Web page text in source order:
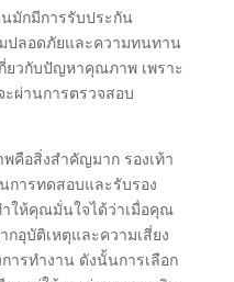
านมักมีราคาถูกกว่าที่คุณ
ยัดงบประมาณไปได้มาก
บโจทย์สงค์การใช้งานของ
บบให้เลือก
มักมีการรับประกัน
ลอดภัยและความทนทาน
วกับปัญหาคุณภาพ เพราะ
ะผ่านการตรวจสอบ